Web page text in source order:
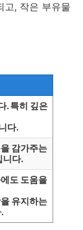
고, 작은 부유물
. 특히 깊은
다.
감가주는
니다.
도 도움을
유지하는